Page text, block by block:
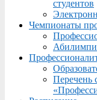
студентов
Чемпионаты
Перечень